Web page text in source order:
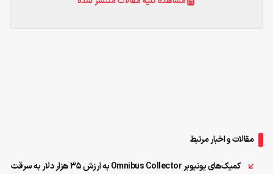
مقالات و اخبار مرتبط
کمیک‌های یوتیوبر Omnibus Collector به ارزش ۳۵ هزار دلار به سرقت